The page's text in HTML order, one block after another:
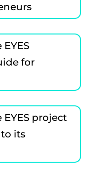
for
EYES project
its